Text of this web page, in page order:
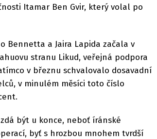
Itamar Ben Gvir, který volal po
Bennetta a Jaira Lapida začala v
stranu Likud, veřejná podpora
v březnu schvalovalo dosavadní
v minulém měsíci toto číslo
být u konce, neboť íránské
byť s hrozbou mnohem tvrdší